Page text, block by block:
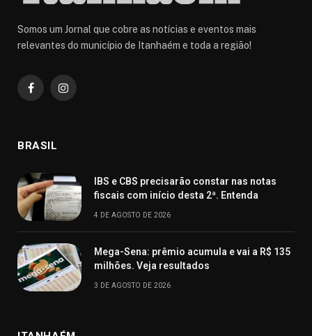
Somos um Jornal que cobre as notícias e eventos mais
relevantes do município de Itanhaém e toda a região!
FacebookInstagram
BRASIL
IBS e CBS precisarão constar nas notas
fiscais com início desta 2ª. Entenda
4 DE AGOSTO DE 2026
Mega-Sena: prêmio acumula e vai a R$ 135
milhões. Veja resultados
3 DE AGOSTO DE 2026